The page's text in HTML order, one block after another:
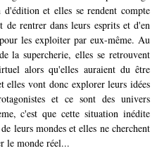
et elles se rendent compte
rentrer dans leurs esprits et d'en
les exploiter par eux-même. Au
la supercherie, elles se retrouvent
alors qu'elles auraient du être
elles vont donc explorer leurs idées
et ce sont des univers
c'est que cette situation inédite
leurs mondes et elles ne cherchent
le monde réel...